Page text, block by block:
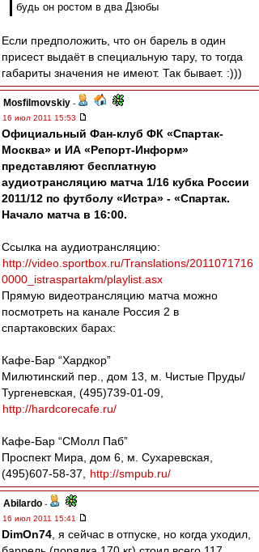
будь он ростом в два Дзюбы
Если предположить, что он барель в один
присест выдаёт в специальную тару, то тогда
габариты значения не имеют. Так бывает. :)))
Mosfilmovskiy -
16 июл 2011 15:53
Официальный Фан-клуб ФК «Спартак-
Москва» и ИА «Репорт-Информ»
представляют бесплатную
аудиотрансляцию матча 1/16 кубка России
2011/12 по футболу «Истра» - «Спартак.
Начало матча в 16:00.
Ссылка на аудиотрансляцию:
http://video.sportbox.ru/Translations/2011071716
0000_istraspartakm/playlist.asx
Прямую видеотрансляцию матча можно
посмотреть на канале Россия 2 в
спартаковских барах:
Кафе-Бар “Хардкор”
Милютинский пер., дом 13, м. Чистые Пруды/
Тургеневская, (495)739-01-09,
http://hardcorecafe.ru/
Кафе-Бар “СМолл Паб”
Проспект Мира, дом 6, м. Сухаревская,
(495)607-58-37,
http://smpub.ru/
Abilardo -
16 июл 2011 15:41
DimOn74 , я сейчас в отпуске, но когда уходил,